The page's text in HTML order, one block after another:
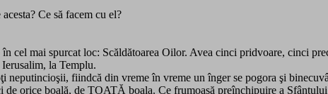
Ce să facem cu el?
cel mai spurcat loc: Scăldătoarea Oilor. Avea cinci pridvoare, cinci
la Templu.
fiindcă din vreme în vreme un înger se pogora şi
orice boală, de TOATĂ boala. Ce frumoasă preînchipuire a